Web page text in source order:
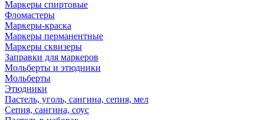
Маркеры спиртовые
Фломастеры
Маркеры-краска
Маркеры перманентные
Маркеры сквизеры
Заправки для маркеров
Мольберты и этюдники
Мольберты
Этюдники
Пастель, уголь, сангина, сепия, мел
Сепия, сангина, соус